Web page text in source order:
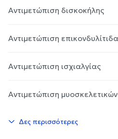
Αντιμετώπιση δισκοκήλης
Αντιμετώπιση
Αντιμετώπιση ισχιαλγίας
Αντιμετώπιση
Δες περισσότερες